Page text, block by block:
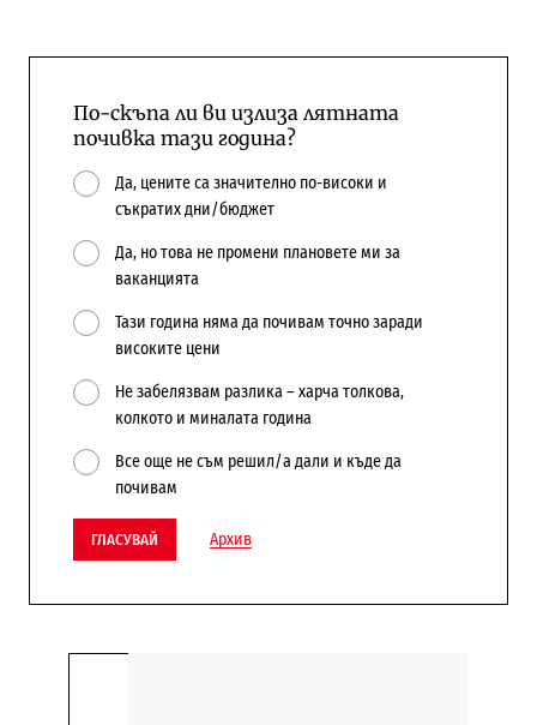
По-скъпа ли ви излиза лятната
почивка тази година?
Да, цените са значително по-високи и
съкратих дни/бюджет
Да, но това не промени плановете ми за
ваканцията
Тази година няма да почивам точно заради
високите цени
Не забелязвам разлика – харча толкова,
колкото и миналата година
Все още не съм решил/а дали и къде да
почивам
ГЛАСУВАЙ Архив